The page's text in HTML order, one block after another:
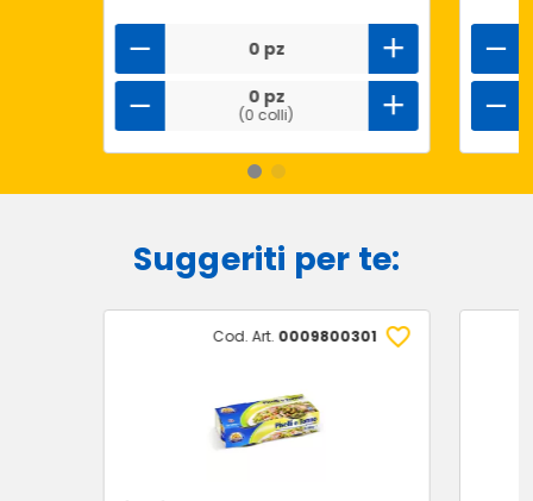
0 pz
0 pz
(0 colli)
Suggeriti per te:
Cod. Art. 0009800301